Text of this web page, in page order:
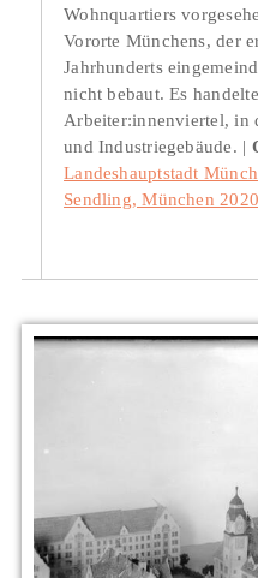
Wohnquartiers
Vororte Münchens, der
Jahrhunderts
nicht bebaut. Es
Arbeiter:innenviertel, in
und Industriegebäude.
Landeshauptstadt
Sendling, München